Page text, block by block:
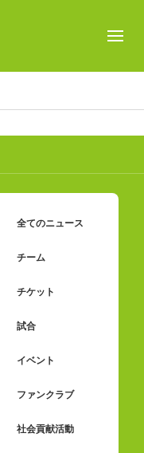
全てのニュース
チーム
チケット
試合
イベント
ファンクラブ
社会貢献活動